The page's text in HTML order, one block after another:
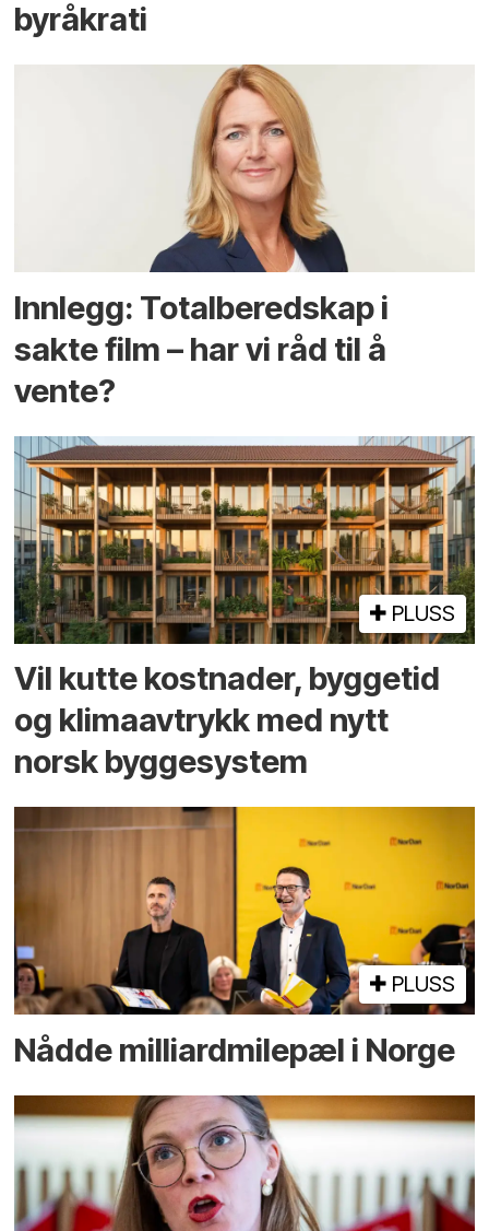
byråkrati
Innlegg: Totalberedskap i
sakte film – har vi råd til å
vente?
PLUSS
Vil kutte kostnader, byggetid
og klima­avtrykk med nytt
norsk bygge­system
PLUSS
Nådde milliard­­milepæl i Norge